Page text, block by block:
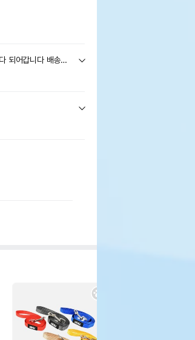
도대체 언제 배송되나요!! 9/6일에 구매하고 오늘이 3주가 다 되어갑니다 배송중이라 뜬지도 며칠 됐는데 운송장 번호 조회 조차 되지 않네요ㅡㅡ